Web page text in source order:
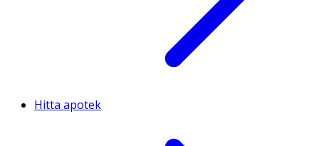
Hitta apotek